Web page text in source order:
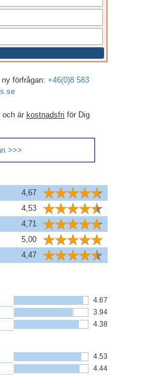
förfrågan: +46(0)8 583
och är kostnadsfri för Dig
>>>
4,67
4,53
4,71
5,00
4,47
4.67
3.94
4.38
4.53
4.44